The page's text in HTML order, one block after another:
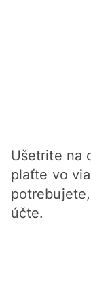
Ušetrite na
plaťte vo
účte.